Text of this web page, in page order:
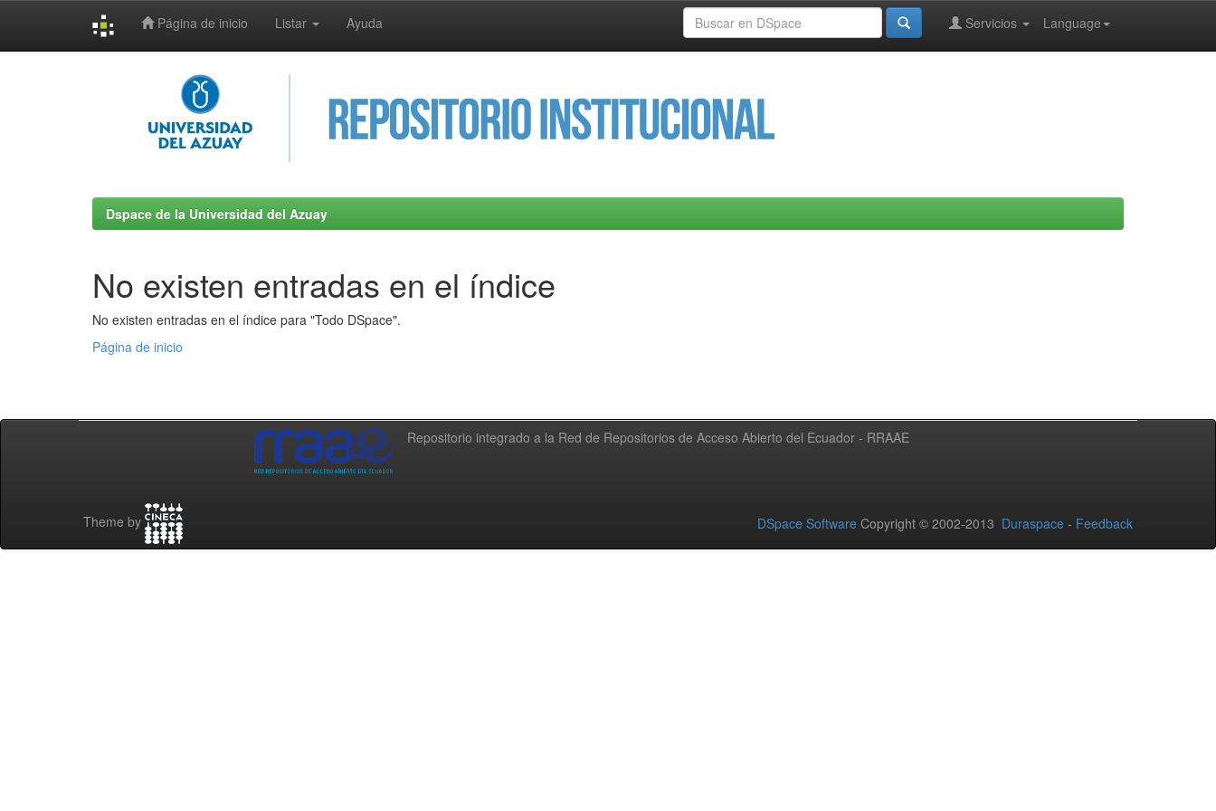
Página de inicio Listar Ayuda Language
Servicios
Dspace de la Universidad del Azuay
No existen entradas en el índice
No existen entradas en el índice para "Todo DSpace".
Página de inicio
Repositorio integrado a la Red de Repositorios de Acceso Abierto del Ecuador - RRAAE
Theme by DSpace Software Copyright © 2002-2013 Duraspace - Feedback